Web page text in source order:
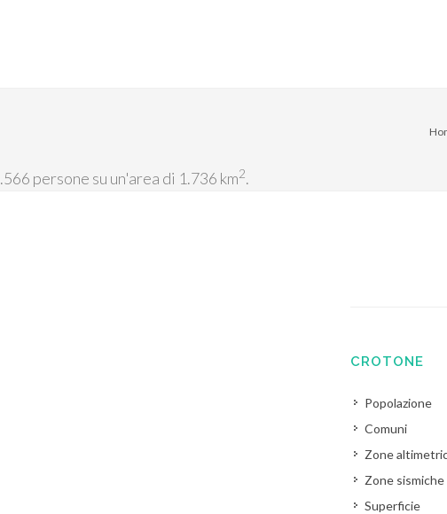
persone su un'area di 1.736 km2.
CROTONE
Popolazione
Comuni
Zone
Zone sismiche
Superficie